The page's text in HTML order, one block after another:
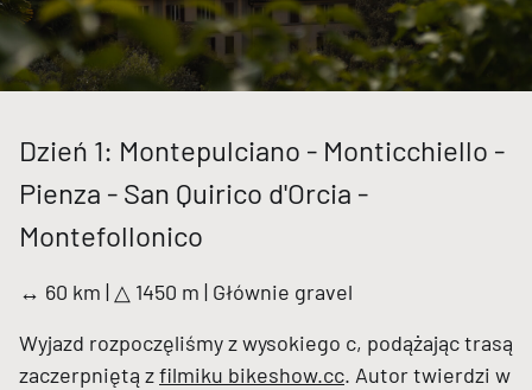
Dzień 1: Montepulciano - Monticchiello -
Pienza - San Quirico d'Orcia -
Montefollonico
↔ 60 km | △ 1450 m | Głównie gravel
Wyjazd rozpoczęliśmy z wysokiego c, podążając trasą
zaczerpniętą zfilmiku bikeshow.cc. Autor twierdzi w